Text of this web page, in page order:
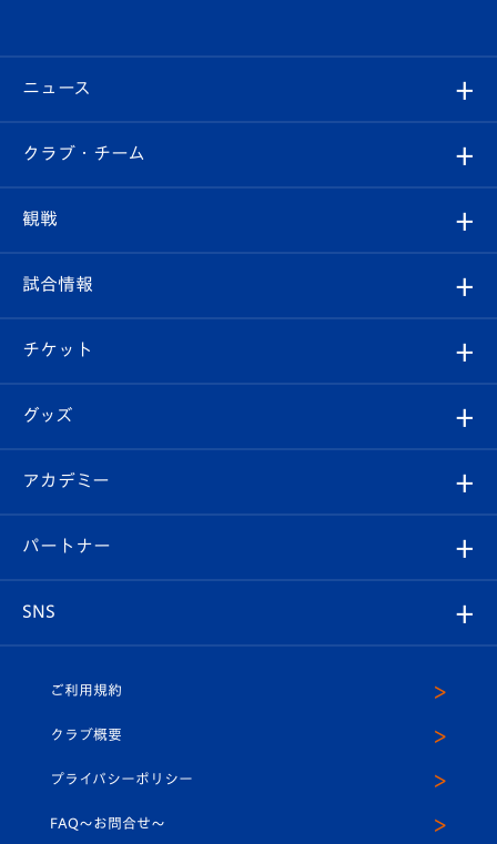
ニュース
すべて
クラブ
試合情報
チケット
イベント
メディア
ホームタウン
クラブ・チーム
クラブ概要
エンブレム紹介
スタッフプロフィール
マスコット紹介
平和祈念活動
観戦
観戦ルール
はじめての観戦ガイド
Revive Team
ヴィヴィくんの長崎おもてなしガイド
試合情報
試合日程/結果
フォトギャラリー
スタジアムグルメ
チケット
チケット
V-LOVERS（ファンクラブ）
プレイヤーズスイート
グッズ
オンラインショップ
店舗情報
アカデミー
育成からのお知らせ
U-18
スクール
パートナー
SNS
ヴィヴィくんインスタグラム
公式LINE＠
ご利用規約
クラブ概要
プライバシーポリシー
FAQ〜お問合せ〜